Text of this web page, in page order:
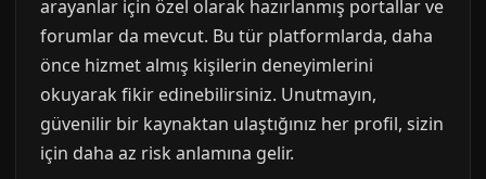
arayanlar için özel olarak hazırlanmış portallar ve
forumlar da mevcut. Bu tür platformlarda, daha
önce hizmet almış kişilerin deneyimlerini
okuyarak fikir edinebilirsiniz. Unutmayın,
güvenilir bir kaynaktan ulaştığınız her profil, sizin
için daha az risk anlamına gelir.